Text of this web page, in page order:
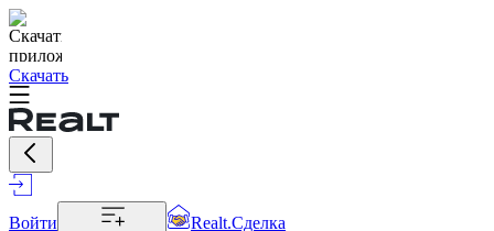
Скачать
Войти Realt.Сделка